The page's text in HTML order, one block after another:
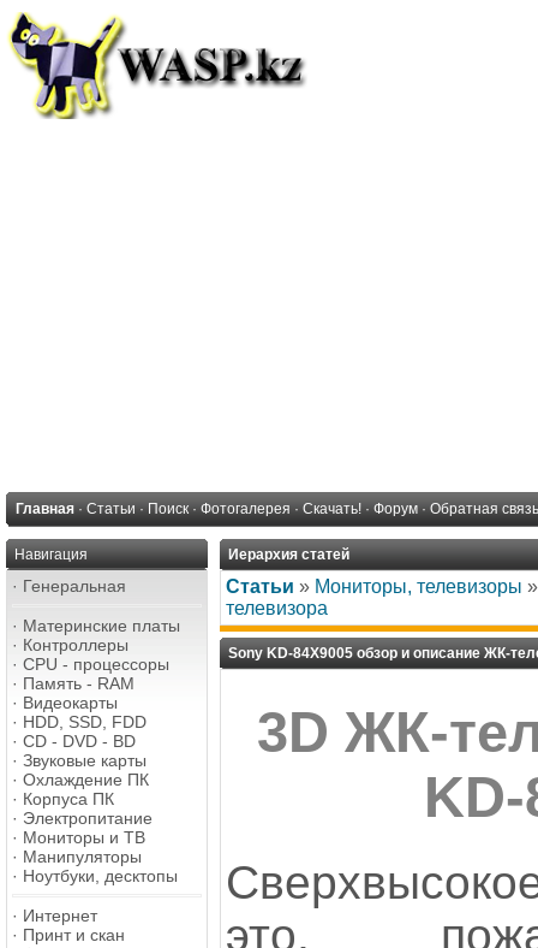
Главная · Статьи · Поиск · Фотогалерея · Скачать! · Форум · Обратная связь
Навигация
· Генеральная
· Материнские платы
· Контроллеры
· CPU - процессоры
· Память - RAM
· Видеокарты
· HDD, SSD, FDD
· CD - DVD - BD
· Звуковые карты
· Охлаждение ПК
· Корпуса ПК
· Электропитание
· Мониторы и ТВ
· Манипуляторы
· Ноутбуки, десктопы
· Интернет
· Принт и скан
Иерархия статей
Статьи » Мониторы, телевизоры
телевизора
Sony KD-84X9005 обзор и описание ЖК-
3D ЖК-
KD-
это,